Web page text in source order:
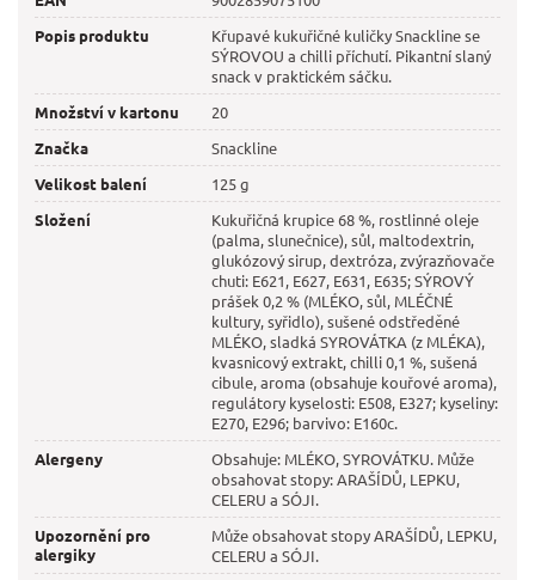
Popis produktu
Křupavé kukuřičné kuličky Snackline se
SÝROVOU a chilli příchutí. Pikantní slaný
snack v praktickém sáčku.
Množství v kartonu
20
Značka
Snackline
Velikost balení
125 g
Složení
Kukuřičná krupice 68 %, rostlinné oleje
(palma, slunečnice), sůl, maltodextrin,
glukózový sirup, dextróza, zvýrazňovače
chuti: E621, E627, E631, E635; SÝROVÝ
prášek 0,2 % (MLÉKO, sůl, MLÉČNÉ
kultury, syřidlo), sušené odstředěné
MLÉKO, sladká SYROVÁTKA (z MLÉKA),
kvasnicový extrakt, chilli 0,1 %, sušená
cibule, aroma (obsahuje kouřové aroma),
regulátory kyselosti: E508, E327; kyseliny:
E270, E296; barvivo: E160c.
Alergeny
Obsahuje: MLÉKO, SYROVÁTKU. Může
obsahovat stopy: ARAŠÍDŮ, LEPKU,
CELERU a SÓJI.
Upozornění pro
alergiky
Může obsahovat stopy ARAŠÍDŮ, LEPKU,
CELERU a SÓJI.